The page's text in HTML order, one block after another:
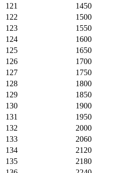
121
1450
122
1500
123
1550
124
1600
125
1650
126
1700
127
1750
128
1800
129
1850
130
1900
131
1950
132
2000
133
2060
134
2120
135
2180